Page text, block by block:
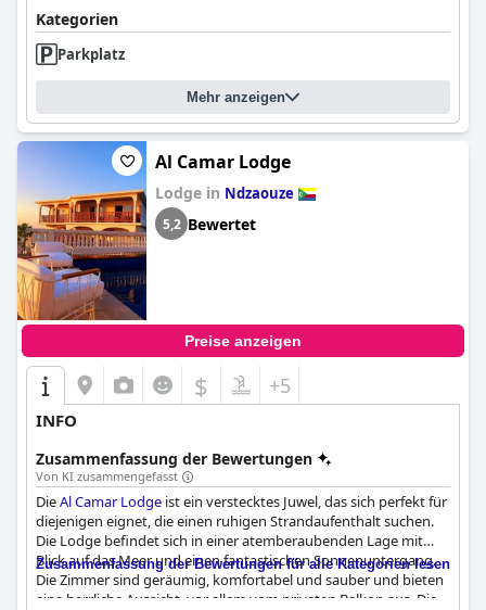
Kategorien
Parkplatz
Mehr anzeigen
Al Camar Lodge
Lodge in Ndzaouze
5,2 Bewertet
Preise anzeigen
$ +5
INFO
Zusammenfassung der Bewertungen
Von KI zusammengefasst
DieAl Camar Lodge ist ein verstecktes Juwel, das sich perfekt für
diejenigen eignet, die einen ruhigen Strandaufenthalt suchen.
Die Lodge befindet sich in einer atemberaubenden Lage mit
Blick auf das Meer und einen fantastischen Sonnenuntergang.
Die Zimmer sind geräumig, komfortabel und sauber und bieten
eine herrliche Aussicht, vor allem vom privaten Balkon aus. Die
Zusammenfassung der Bewertungen für alle Kategorien lesen